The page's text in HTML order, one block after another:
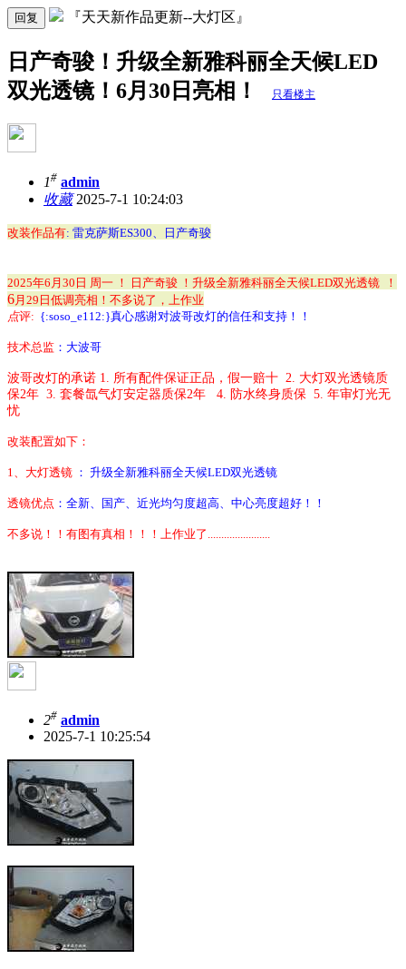
回复 『天天新作品更新--大灯区』
日产奇骏！升级全新雅科丽全天候LED
双光透镜！6月30日亮相！
只看楼主
1# admin
收藏2025-7-1 10:24:03
改装作品有: 雷克萨斯ES300、日产奇骏
2025年6月30日 周一 ！ 日产奇骏 ！升级全新雅科丽全天候LED双光透镜 ！
6月29日低调亮相！不多说了，上作业
点评: {:soso_e112:}真心感谢对波哥改灯的信任和支持！！
技术总监 ：大波哥
波哥改灯的承诺 1. 所有配件保证正品，假一赔十 2. 大灯双光透镜质
保2年 3. 套餐氙气灯安定器质保2年 4. 防水终身质保 5. 年审灯光无
忧
改装配置如下：
1、大灯透镜 ： 升级全新雅科丽全天候LED双光透镜
透镜优点 ：全新、国产、 近光均匀度超高、中心亮度超好！！
不多说！！有图有真相！！！上作业了.......................
2# admin
2025-7-1 10:25:54